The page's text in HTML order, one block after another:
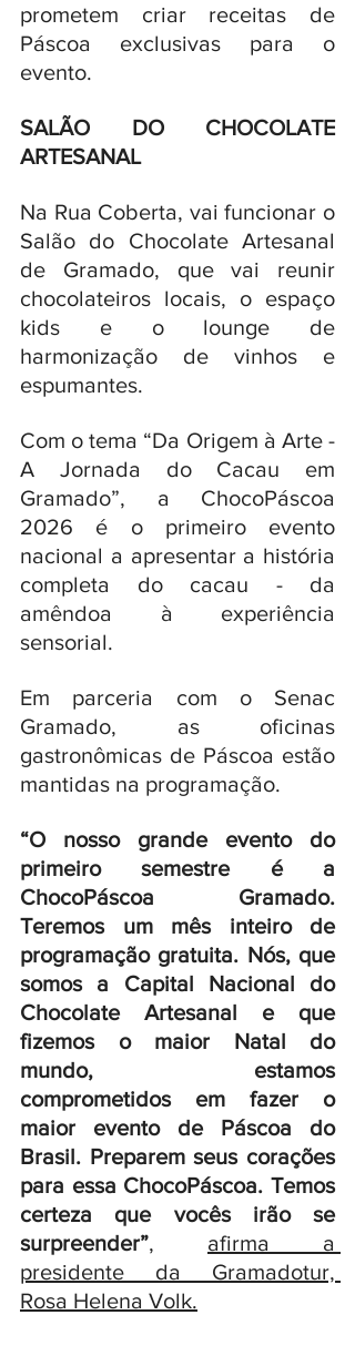
prometem criar receitas de
Páscoa exclusivas para o
evento.
SALÃO DO CHOCOLATE
ARTESANAL
Na Rua Coberta, vai funcionar o
Salão do Chocolate Artesanal
de Gramado, que vai reunir
chocolateiros locais, o espaço
kids e o lounge de
harmonização de vinhos e
espumantes.
Com o tema “Da Origem à Arte -
A Jornada do Cacau em
Gramado”, a ChocoPáscoa
2026 é o primeiro evento
nacional a apresentar a história
completa do cacau - da
amêndoa à experiência
sensorial.
Em parceria com o Senac
Gramado, as oficinas
gastronômicas de Páscoa estão
mantidas na programação.
“O nosso grande evento do
primeiro semestre é a
ChocoPáscoa Gramado.
Teremos um mês inteiro de
programação gratuita. Nós, que
somos a Capital Nacional do
Chocolate Artesanal e que
fizemos o maior Natal do
mundo, estamos
comprometidos em fazer o
maior evento de Páscoa do
Brasil. Preparem seus corações
para essa ChocoPáscoa. Temos
certeza que vocês irão se
surpreender”, afirma a
presidente da Gramadotur,
Rosa Helena Volk.